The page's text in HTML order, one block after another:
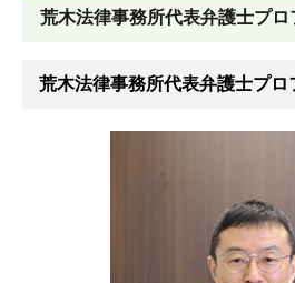
荒木法律事務所代表弁護士プロ
荒木法律事務所代表弁護士プロ